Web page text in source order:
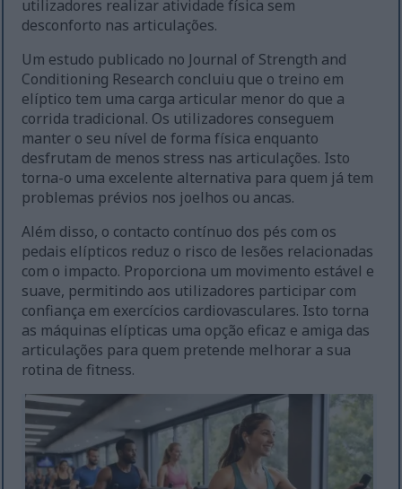
utilizadores realizar atividade física sem
desconforto nas articulações.
Um estudo publicado no Journal of Strength and
Conditioning Research concluiu que o treino em
elíptico tem uma carga articular menor do que a
corrida tradicional. Os utilizadores conseguem
manter o seu nível de forma física enquanto
desfrutam de menos stress nas articulações. Isto
torna-o uma excelente alternativa para quem já tem
problemas prévios nos joelhos ou ancas.
Além disso, o contacto contínuo dos pés com os
pedais elípticos reduz o risco de lesões relacionadas
com o impacto. Proporciona um movimento estável e
suave, permitindo aos utilizadores participar com
confiança em exercícios cardiovasculares. Isto torna
as máquinas elípticas uma opção eficaz e amiga das
articulações para quem pretende melhorar a sua
rotina de fitness.